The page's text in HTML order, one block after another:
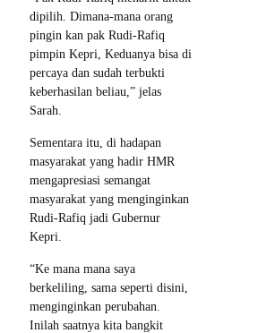
dipilih. Dimana-mana orang
pingin kan pak Rudi-Rafiq
pimpin Kepri, Keduanya bisa di
percaya dan sudah terbukti
keberhasilan beliau,” jelas
Sarah.
Sementara itu, di hadapan
masyarakat yang hadir HMR
mengapresiasi semangat
masyarakat yang menginginkan
Rudi-Rafiq jadi Gubernur
Kepri.
“Ke mana mana saya
berkeliling, sama seperti disini,
menginginkan perubahan.
Inilah saatnya kita bangkit